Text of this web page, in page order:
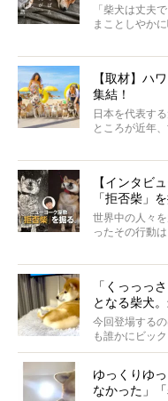
「柴犬は丈夫
まことしやか
でも、いざそ
なりにくい、
実際に「病気
主はそのため
今回は、柴犬
語でした。
※文章はご本人の
※画像はすべてイ
※この記事は個人
【取材】ハ
集結！
日本を代表す
ところが近年
な中「柴犬ラ
そんな噂を聞
きました！
【インタビ
「拒否柴」を
世界中の人々
ったその行動
否柴がここま
がるのでしょ
最近版画製作
屋敷裕政さん
タビューと合
「くっっっ
となる柴犬
今回登場する
も誰かにビッ
起きたとか、
ゆっくりゆ
なかった」